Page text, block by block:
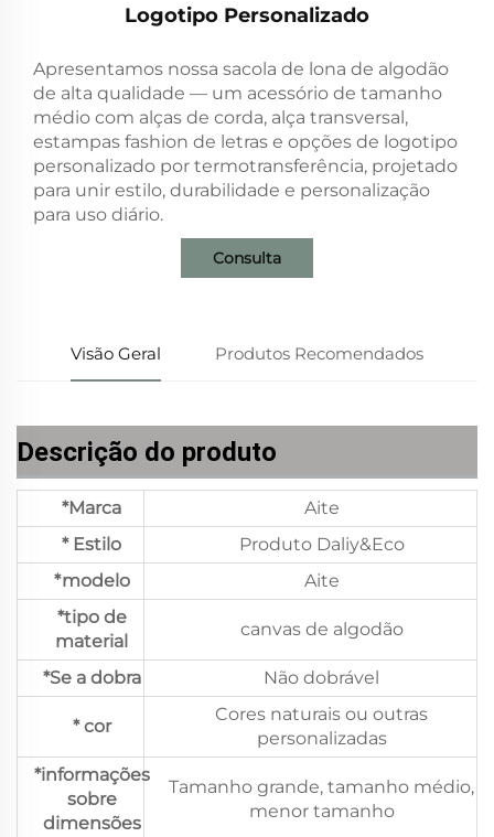
Logotipo Personalizado
Apresentamos nossa sacola de lona de algodão
de alta qualidade — um acessório de tamanho
médio com alças de corda, alça transversal,
estampas fashion de letras e opções de logotipo
personalizado por termotransferência, projetado
para unir estilo, durabilidade e personalização
para uso diário.
Consulta
Visão Geral Produtos Recomendados
Descrição do produto
*Marca
Aite
* Estilo
Produto Daliy&Eco
*modelo
Aite
*tipo de
material
canvas de algodão
*Se a dobra Não dobrável
* cor
Cores naturais ou outras
personalizadas
*informações
sobre
dimensões
Tamanho grande, tamanho médio,
menor tamanho